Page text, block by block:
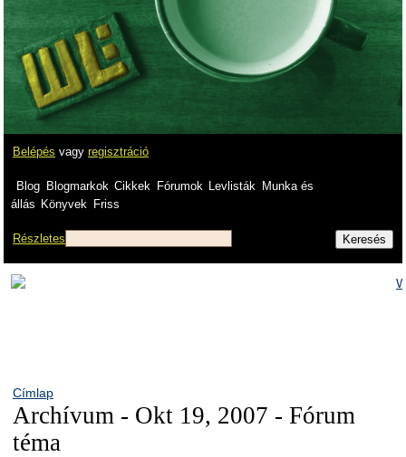
Belépés vagy regisztráció
Blog Blogmarkok Cikkek Fórumok Levlisták
Munka és
állás Könyvek Friss
Részletes
Címlap
Archívum - Okt 19, 2007 - Fórum
téma